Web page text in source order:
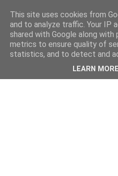
This site uses cookies from
and to analyze traffic. Your IP
shared with Google along
metrics to ensure quality of
statistics, and to detect and
LEARN MORE